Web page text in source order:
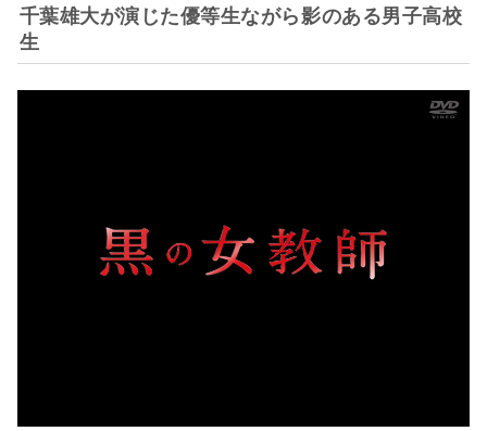
千葉雄大が演じた優等生ながら影のある男子高校
生